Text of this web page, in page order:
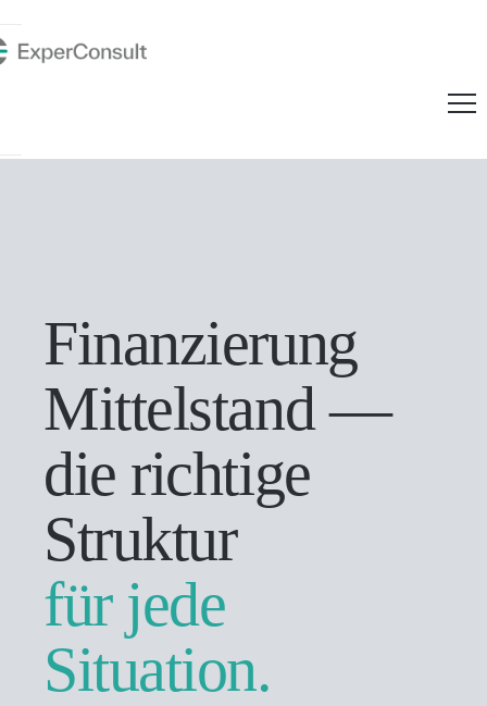
Finanzierung
Mittelstand —
die richtige
Struktur
für jede
Situation.